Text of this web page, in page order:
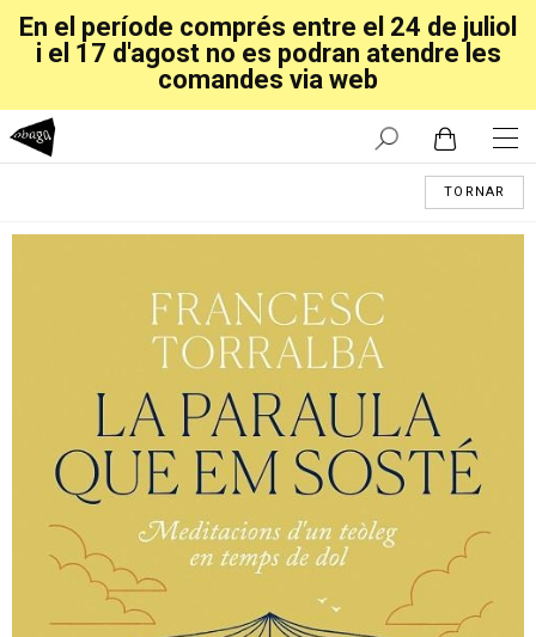
En el període comprés entre el 24 de juliol
i el 17 d'agost no es podran atendre les
comandes via web
TORNAR